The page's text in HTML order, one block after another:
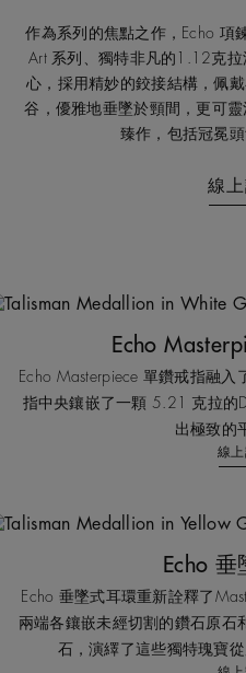
作為系列的焦點之作，Echo 項
Art 系列、獨特非凡的1.12克
心，採用精妙的鉸接結構，佩
谷，優雅地垂墜於頸間，更可
臻作，包括冠冕
線
Echo
Echo Masterpiece 單鑽戒指融
指中央鑲嵌了一顆 5.21 克拉的
出極致的
線
Echo
Echo 垂墜式耳環重新詮釋了
兩端各鑲嵌未經切割的鑽石原石
石，演繹了這些獨特瑰寶